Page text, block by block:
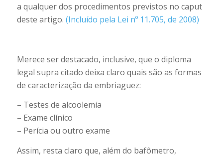
a qualquer dos procedimentos previstos no caput
deste artigo. (Incluído pela Lei nº 11.705, de 2008)
Merece ser destacado, inclusive, que o diploma
legal supra citado deixa claro quais são as formas
de caracterização da embriaguez:
– Testes de alcoolemia
– Exame clínico
– Perícia ou outro exame
Assim, resta claro que, além do bafômetro,